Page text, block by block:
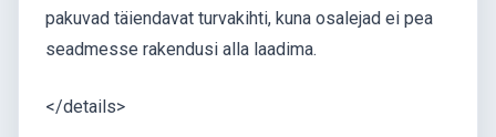
pakuvad täiendavat turvakihti, kuna osalejad ei pea
seadmesse rakendusi alla laadima.
</details>